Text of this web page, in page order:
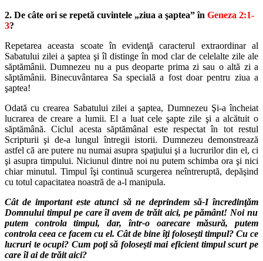
2. De câte ori se repetă cuvintele „ziua a şaptea” în Geneza 2:1-
3?
Repetarea aceasta scoate în evidenţă caracterul extraordinar al
Sabatului zilei a şaptea şi îl distinge în mod clar de celelalte zile ale
săptămânii. Dumnezeu nu a pus deoparte prima zi sau o altă zi a
săptămânii. Binecuvântarea Sa specială a fost doar pentru ziua a
şaptea!
Odată cu crearea Sabatului zilei a şaptea, Dumnezeu Şi-a încheiat
lucrarea de creare a lumii. El a luat cele şapte zile şi a alcătuit o
săptămână. Ciclul acesta săptămânal este respectat în tot restul
Scripturii şi de-a lungul întregii istorii. Dumnezeu demonstrează
astfel că are putere nu numai asupra spaţiului şi a lucrurilor din el, ci
şi asupra timpului. Niciunul dintre noi nu putem schimba ora şi nici
chiar minutul. Timpul îşi continuă scurgerea neîntreruptă, depăşind
cu totul capacitatea noastră de a-l manipula.
Cât de important este atunci să ne deprindem să-I încredinţăm
Domnului timpul pe care îl avem de trăit aici, pe pământ! Noi nu
putem controla timpul, dar, într-o oarecare măsură, putem
controla ceea ce facem cu el. Cât de bine îţi foloseşti timpul? Cu ce
lucruri te ocupi? Cum poţi să foloseşti mai eficient timpul scurt pe
care îl ai de trăit aici?